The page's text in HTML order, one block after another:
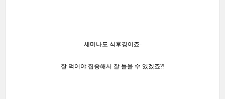
세미나도 식후경이죠-
잘 먹어야 집중해서 잘 들을 수 있겠죠?!